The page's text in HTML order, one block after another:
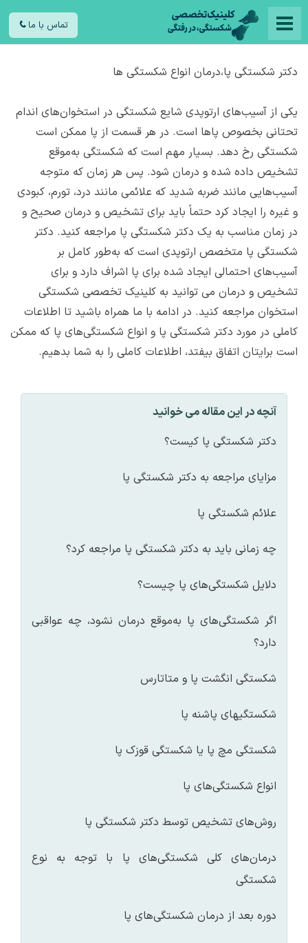
تماس با ما
دکتر شکستگی پا،درمان انواع شکستگی ها
یکی از آسیب‌های ارتوپدی شایع شکستگی در استخوان‌های اندام
تحتانی بخصوص پاها است. در هر قسمت از پا ممکن است
شکستگی رخ دهد. بسیار مهم است که شکستگی به‌موقع
تشخیص داده‌ شده و درمان شود. پس هر زمان که متوجه
آسیب‌هایی مانند ضربه شدید که علائمی مانند درد، تورم، کبودی
و غیره را ایجاد کرد حتماً باید برای تشخیص و درمان صحیح و
در زمان مناسب به یک دکتر شکستگی پا مراجعه کنید. دکتر
شکستگی پا متخصص ارتوپدی است که به‌طور کامل بر
آسیب‌های احتمالی ایجاد شده برای پا اشراف دارد و برای
تشخیص و درمان می توانید به کلینیک تخصصی شکستگی
استخوان مراجعه کنید. در ادامه با ما همراه باشید تا اطلاعات
کاملی در مورد دکتر شکستگی پا و انواع شکستگی‌های پا که ممکن
است برایتان اتفاق بیفتد، اطلاعات کاملی را به شما بدهیم.
آنچه در این مقاله می خوانید
دکتر شکستگی پا کیست؟
مزایای مراجعه به دکتر شکستگی پا
علائم شکستگی پا
چه زمانی باید به دکتر شکستگی پا مراجعه کرد؟
دلایل شکستگی‌های پا چیست؟
اگر شکستگی‌های پا به‌موقع درمان نشود، چه عواقبی
دارد؟
شکستگی انگشت پا و متاتارس
شکستگی‎های‌ پاشنه پا
شکستگی مچ پا یا شکستگی قوزک پا
انواع شکستگی‌های پا
روش‌های تشخیص توسط دکتر شکستگی پا
درمان‌های کلی شکستگی‌های پا با توجه به نوع
شکستگی
دوره بعد از درمان شکستگی‌های پا